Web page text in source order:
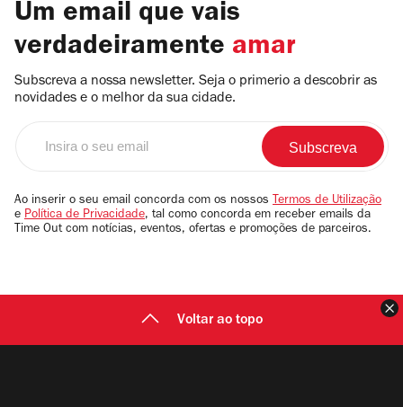
Um email que vais
verdadeiramente amar
Subscreva a nossa newsletter. Seja o primerio a descobrir as
novidades e o melhor da sua cidade.
email
Ao inserir o seu email concorda com os nossos Termos de Utilização
e Política de Privacidade, tal como concorda em receber emails da
Time Out com notícias, eventos, ofertas e promoções de parceiros.
Voltar ao topo